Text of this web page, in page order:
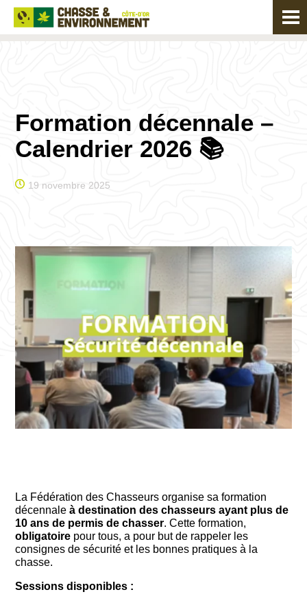
Formation décennale –
Calendrier 2026 📚
19 novembre 2025
La Fédération des Chasseurs organise sa formation
décennaleà destination des chasseurs ayant plus de
10 ans de permis de chasser. Cette formation,
obligatoire pour tous, a pour but de rappeler les
consignes de sécurité et les bonnes pratiques à la
chasse.
Sessions disponibles :